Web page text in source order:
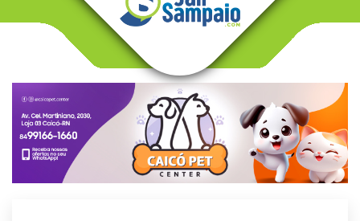
v
g
t
i
o
n